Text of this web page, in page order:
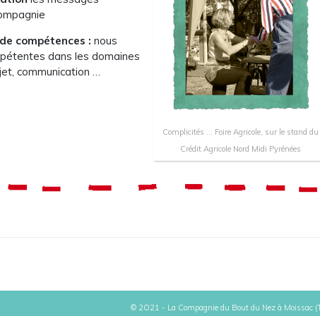
Complicités … Foire Agricole, sur le stand du
Crédit Agricole Nord Midi Pyrénées
compétences : nous
dans les domaines
communication …
© 2O21 - La Compagnie du Bout du Nez à Moissac